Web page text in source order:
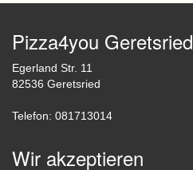
Pizza4you Geretsried
Egerland Str. 11
82536 Geretsried
Telefon: 081713014
Wir akzeptieren